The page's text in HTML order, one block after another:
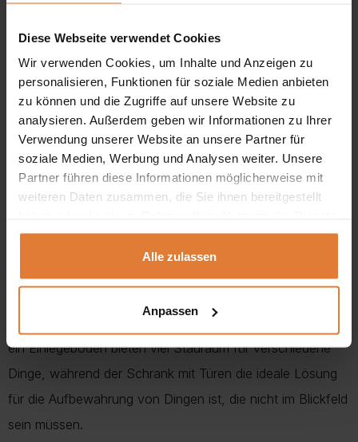
Diese Webseite verwendet Cookies
Wir verwenden Cookies, um Inhalte und Anzeigen zu
personalisieren, Funktionen für soziale Medien anbieten
zu können und die Zugriffe auf unsere Website zu
analysieren. Außerdem geben wir Informationen zu Ihrer
Verwendung unserer Website an unsere Partner für
soziale Medien, Werbung und Analysen weiter. Unsere
Partner führen diese Informationen möglicherweise mit
weiteren Daten zusammen, die Sie ihnen bereitgestellt
gesammelt haben.
Alle zulassen
Anpassen
Funktionalität auf raffinierten Stil trifft. Diese Kommode
erfüllt nicht nur perfekt ihren praktischen Zweck, sondern
wird auch zu einem einzigartigen dekorativen Element in
jedem Interieur.
DieMetallfüßesorgen für Leichtigkeit und Modernität und
einzigartiges Design unterstreichen.
ein Einlegeboden bieten viel Stauraum für verschiedene
Dinge, während der Schrank mit Türen die ideale Lösung
für die Aufbewahrung von Dingen ist, die nicht im Blickfeld
sein müssen.